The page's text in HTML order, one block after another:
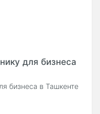
для бизнеса
бизнеса в Ташкенте